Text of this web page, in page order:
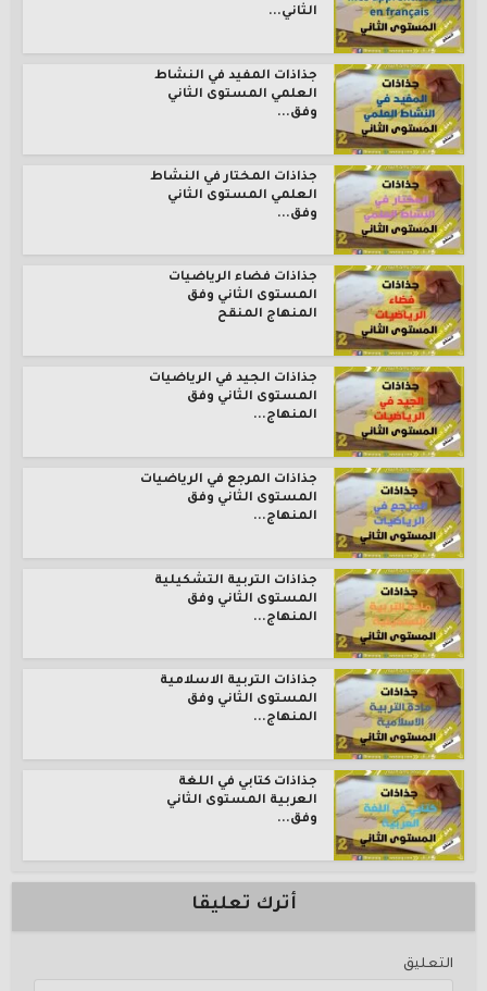
الثاني...
جذاذات المفيد في النشاط
العلمي المستوى الثاني
وفق...
جذاذات المختار في النشاط
العلمي المستوى الثاني
وفق...
جذاذات فضاء الرياضيات
المستوى الثاني وفق
المنهاج المنقح
جذاذات الجيد في الرياضيات
المستوى الثاني وفق
المنهاج...
جذاذات المرجع في الرياضيات
المستوى الثاني وفق
المنهاج...
جذاذات التربية التشكيلية
المستوى الثاني وفق
المنهاج...
جذاذات التربية الاسلامية
المستوى الثاني وفق
المنهاج...
جذاذات كتابي في اللغة
العربية المستوى الثاني
وفق...
أترك تعليقا
التعليق